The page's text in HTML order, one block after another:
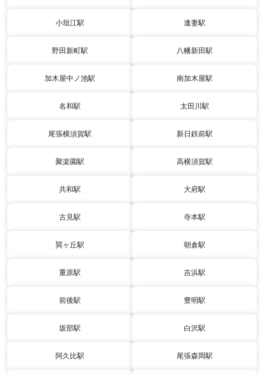
小垣江駅 逢妻駅
野田新町駅 八幡新田駅
加木屋中ノ池駅 南加木屋駅
名和駅 太田川駅
尾張横須賀駅 新日鉄前駅
聚楽園駅 高横須賀駅
共和駅 大府駅
古見駅 寺本駅
巽ヶ丘駅 朝倉駅
重原駅 吉浜駅
前後駅 豊明駅
坂部駅 白沢駅
阿久比駅 尾張森岡駅